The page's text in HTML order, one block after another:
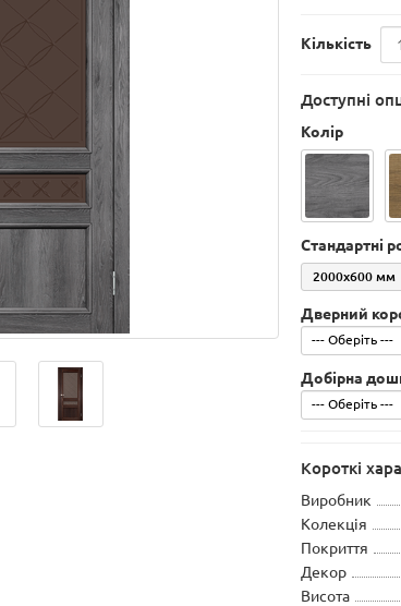
Кількість
Доступні
Колір
Стандартні
2000х600 мм
Дверний
Добірна
Короткі
Виробник
Колекція
Покриття
Декор
Висота